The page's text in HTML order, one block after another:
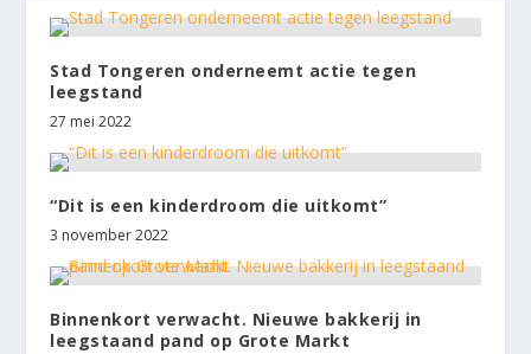
Stad Tongeren onderneemt actie tegen
leegstand
27 mei 2022
“Dit is een kinderdroom die uitkomt”
3 november 2022
Binnenkort verwacht. Nieuwe bakkerij in
leegstaand pand op Grote Markt